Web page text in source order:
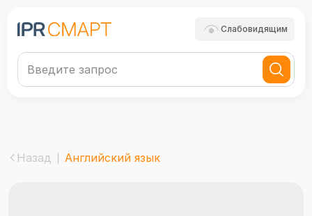
Слабовидящим
Назад Английский язык